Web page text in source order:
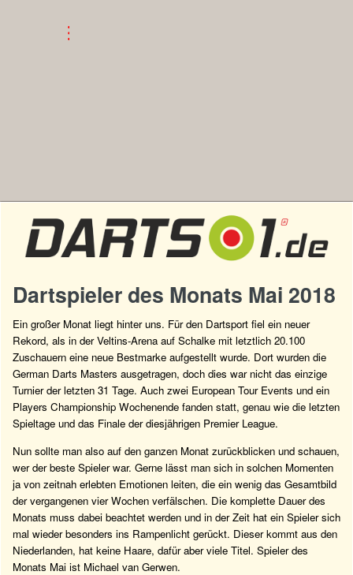
Dartspieler des Monats Mai 2018
Ein großer Monat liegt hinter uns. Für den Dartsport fiel ein neuer
Rekord, als in der Veltins-Arena auf Schalke mit letztlich 20.100
Zuschauern eine neue Bestmarke aufgestellt wurde. Dort wurden die
German Darts Masters ausgetragen, doch dies war nicht das einzige
Turnier der letzten 31 Tage. Auch zwei European Tour Events und ein
Players Championship Wochenende fanden statt, genau wie die letzten
Spieltage und das Finale der diesjährigen Premier League.
Nun sollte man also auf den ganzen Monat zurückblicken und schauen,
wer der beste Spieler war. Gerne lässt man sich in solchen Momenten
ja von zeitnah erlebten Emotionen leiten, die ein wenig das Gesamtbild
der vergangenen vier Wochen verfälschen. Die komplette Dauer des
Monats muss dabei beachtet werden und in der Zeit hat ein Spieler sich
mal wieder besonders ins Rampenlicht gerückt. Dieser kommt aus den
Niederlanden, hat keine Haare, dafür aber viele Titel. Spieler des
Monats Mai ist Michael van Gerwen.